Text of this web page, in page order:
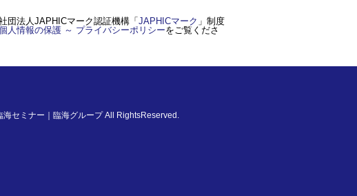
団法人JAPHICマーク認証機構「JAPHICマーク 」制度
人情報の保護 ～ プライバシーポリシーをご覧くださ
海セミナー｜臨海グループAll RightsReserved.